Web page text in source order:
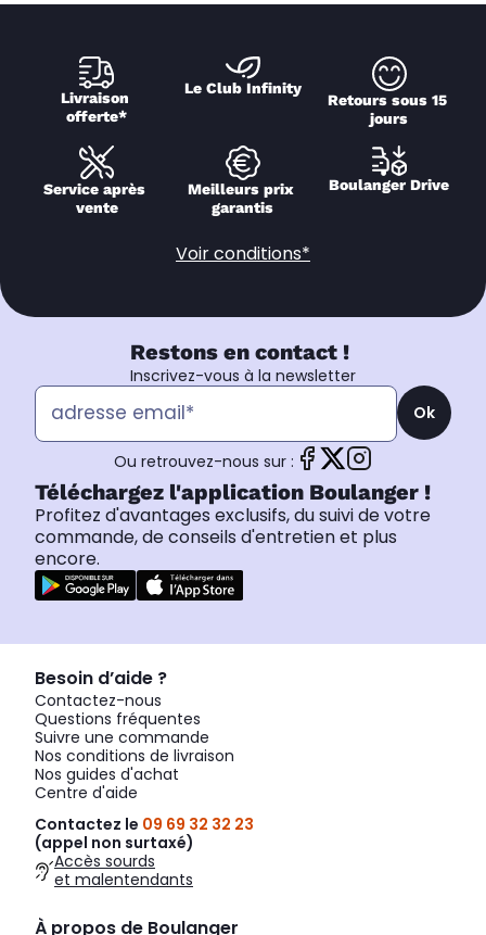
Livraison
offerte*
Le Club Infinity
Retours sous 15
jours
Service après
vente
Meilleurs prix
garantis
Boulanger Drive
Voir conditions*
Restons en contact !
Inscrivez-vous à la newsletter
Ok
Ou retrouvez-nous sur :
Téléchargez l'application Boulanger !
Profitez d'avantages exclusifs, du suivi de votre
commande, de conseils d'entretien et plus
encore.
Besoin d’aide ?
Contactez-nous
Questions fréquentes
Suivre une commande
Nos conditions de livraison
Nos guides d'achat
Centre d'aide
Contactez le 09 69 32 32 23
(appel non surtaxé)
Accès sourds
et malentendants
À propos de Boulanger